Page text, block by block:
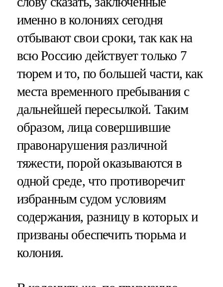
именно в колониях сегодня
отбывают свои сроки, так как на
всю Россию действует только 7
тюрем и то, по большей части, как
места временного пребывания с
дальнейшей пересылкой. Таким
образом, лица совершившие
правонарушения различной
тяжести, порой оказываются в
одной среде, что противоречит
избранным судом условиям
содержания, разницу в которых и
призваны обеспечить тюрьма и
колония.